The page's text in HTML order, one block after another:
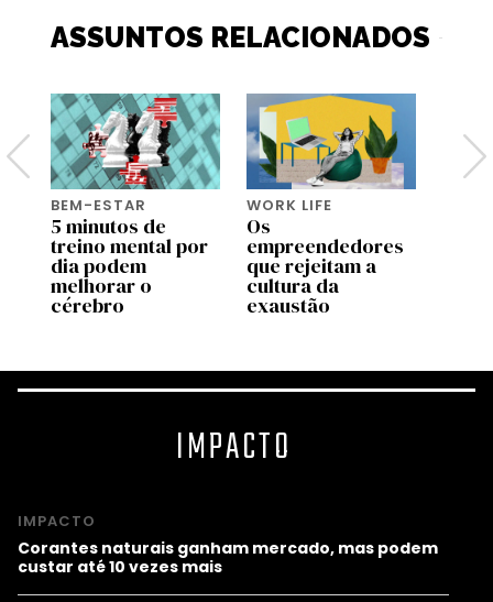
ASSUNTOS RELACIONADOS
BEM-ESTAR
5 minutos de
treino mental por
dia podem
melhorar o
cérebro
WORK LIFE
Os
empreendedores
que rejeitam a
cultura da
exaustão
IMPACTO
IMPACTO
Corantes naturais ganham mercado, mas podem
custar até 10 vezes mais